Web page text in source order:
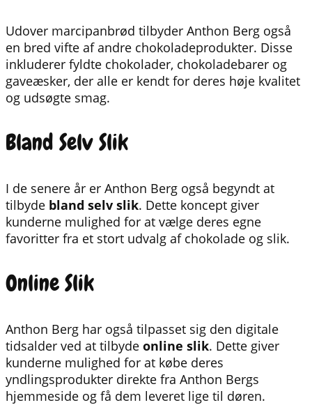
Udover marcipanbrød tilbyder Anthon Berg også
en bred vifte af andre chokoladeprodukter. Disse
inkluderer fyldte chokolader, chokoladebarer og
gaveæsker, der alle er kendt for deres høje kvalitet
og udsøgte smag.
Bland Selv Slik
I de senere år er Anthon Berg også begyndt at
tilbyde bland selv slik. Dette koncept giver
kunderne mulighed for at vælge deres egne
favoritter fra et stort udvalg af chokolade og slik.
Online Slik
Anthon Berg har også tilpasset sig den digitale
tidsalder ved at tilbyde online slik. Dette giver
kunderne mulighed for at købe deres
yndlingsprodukter direkte fra Anthon Bergs
hjemmeside og få dem leveret lige til døren.